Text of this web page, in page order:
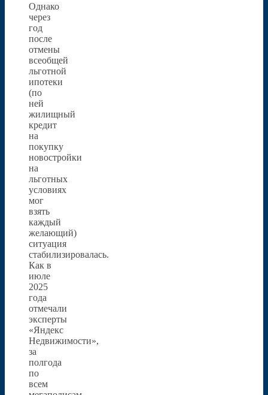
Однако
через
год
после
отмены
всеобщей
льготной
ипотеки
(по
ней
жилищный
кредит
на
покупку
новостройки
на
льготных
условиях
мог
взять
каждый
желающий)
ситуация
стабилизировалась.
Как в
июле
2025
года
отмечали
эксперты
«Яндекс
Недвижимости»,
за
полгода
по
всем